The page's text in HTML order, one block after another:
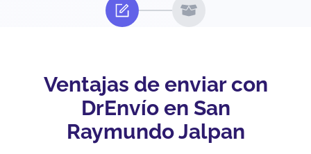
Ventajas de enviar con
DrEnvío en San
Raymundo Jalpan